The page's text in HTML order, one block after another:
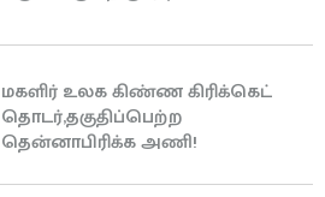
மகளிர் உலக கிண்ண கிரிக்கெட்
தொடர்,தகுதிப்பெற்ற
தென்னாபிரிக்க அணி!